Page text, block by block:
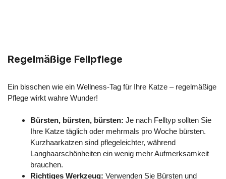
Regelmäßige Fellpflege
Ein bisschen wie ein Wellness-Tag für Ihre Katze – regelmäßige
Pflege wirkt wahre Wunder!
Bürsten, bürsten, bürsten: Je nach Felltyp sollten Sie
Ihre Katze täglich oder mehrmals pro Woche bürsten.
Kurzhaarkatzen sind pflegeleichter, während
Langhaarschönheiten ein wenig mehr Aufmerksamkeit
brauchen.
Richtiges Werkzeug: Verwenden Sie Bürsten und